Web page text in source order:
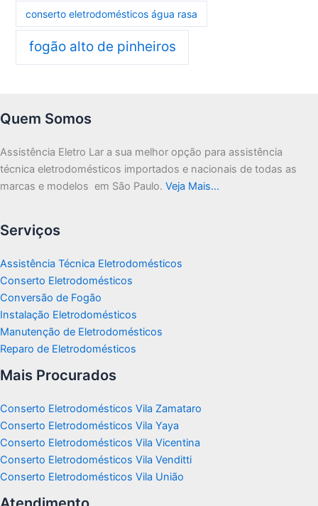
conserto eletrodomésticos água rasa
fogão alto de pinheiros
Quem Somos
Assistência Eletro Lar a sua melhor opção para assistência
técnica eletrodomésticos importados e nacionais de todas as
marcas e modelos em São Paulo. Veja Mais…
Serviços
Assistência Técnica Eletrodomésticos
Conserto Eletrodomésticos
Conversão de Fogão
Instalação Eletrodomésticos
Manutenção de Eletrodomésticos
Reparo de Eletrodomésticos
Mais Procurados
Conserto Eletrodomésticos Vila Zamataro
Conserto Eletrodomésticos Vila Yaya
Conserto Eletrodomésticos Vila Vicentina
Conserto Eletrodomésticos Vila Venditti
Conserto Eletrodomésticos Vila União